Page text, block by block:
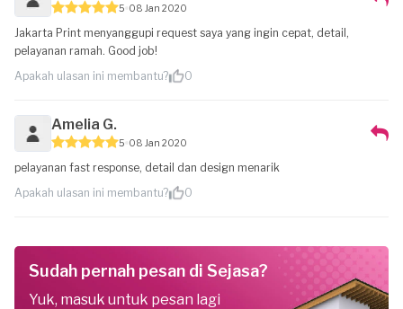
5 08 Jan 2020
Jakarta Print menyanggupi request saya yang ingin cepat, detail,
pelayanan ramah. Good job!
Apakah ulasan ini membantu?
0
Amelia G.
5 08 Jan 2020
pelayanan fast response, detail dan design menarik
Apakah ulasan ini membantu?
0
Sudah pernah pesan di Sejasa?
Yuk, masuk untuk pesan lagi